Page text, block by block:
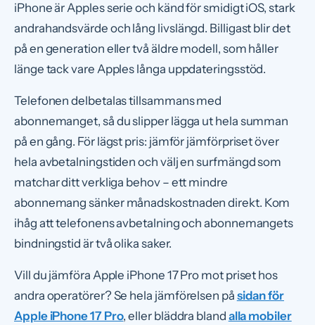
iPhone är Apples serie och känd för smidigt iOS, stark
andrahandsvärde och lång livslängd. Billigast blir det
på en generation eller två äldre modell, som håller
länge tack vare Apples långa uppdateringsstöd.
Telefonen delbetalas tillsammans med
abonnemanget, så du slipper lägga ut hela summan
på en gång. För lägst pris: jämför jämförpriset över
hela avbetalningstiden och välj en surfmängd som
matchar ditt verkliga behov – ett mindre
abonnemang sänker månadskostnaden direkt. Kom
ihåg att telefonens avbetalning och abonnemangets
bindningstid är två olika saker.
Vill du jämföra Apple iPhone 17 Pro mot priset hos
andra operatörer? Se hela jämförelsen på sidan för
Apple iPhone 17 Pro, eller bläddra bland alla mobiler